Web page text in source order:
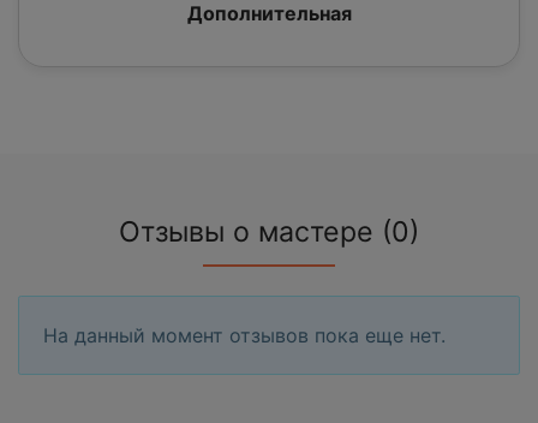
Дополнительная
Отзывы о мастере (0)
На данный момент отзывов пока еще нет.